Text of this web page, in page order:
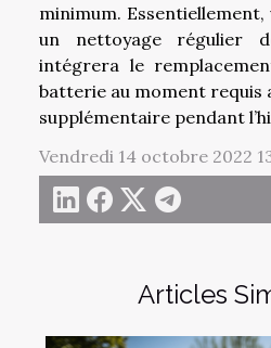
Articles
minimum.
un nettoyage régulier
intégrera le
batterie au moment requis
supplémentaire pendant
Vendredi 14 octobre 2022